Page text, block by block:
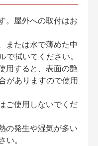
。屋外への取付はお
または水で薄めた中
で拭いてください。
用すると、表面の艶
がありますので使用
ご使用しないでくだ
の発生や湿気が多い
い。